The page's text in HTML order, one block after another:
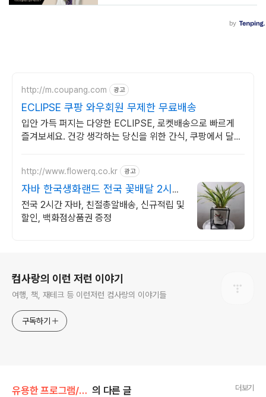
http://m.coupang.com 광고
ECLIPSE 쿠팡 와우회원 무제한 무료배송
입안 가득 퍼지는 다양한 ECLIPSE, 로켓배송으로 빠르게
즐겨보세요. 건강 생각하는 당신을 위한 간식, 쿠팡에서 달콤
http://www.flowerq.co.kr 광고
자바 한국생화랜드 전국 꽃배달 2시간
배송
전국 2시간 자바, 친절총알배송, 신규적립 및
할인, 백화점상품권 증정
컴사랑의 이런 저런 이야기
여행, 책, 재테크 등 이런저런 컴사랑의 이야기들
구독하기
유용한 프로그램/개발자 의 다른 글 더보기